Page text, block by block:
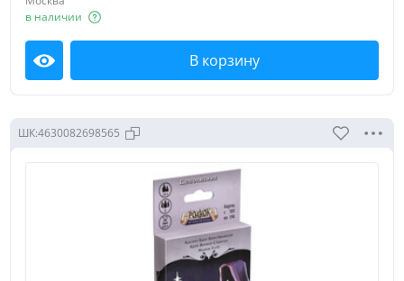
в наличии
Посмотреть В корзину
ШК:4630082698565